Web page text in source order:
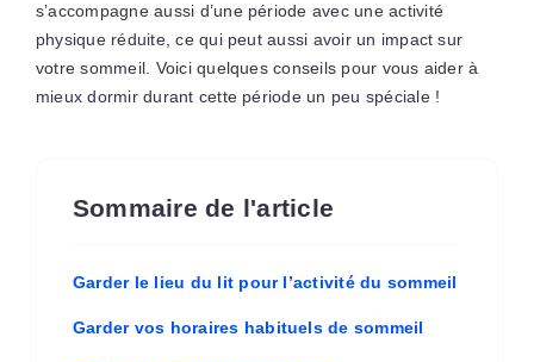
s’accompagne aussi d’une période avec une activité
physique réduite, ce qui peut aussi avoir un impact sur
votre sommeil. Voici quelques conseils pour vous aider à
mieux dormir durant cette période un peu spéciale !
Sommaire de l'article
Garder le lieu du lit pour l’activité du sommeil
Garder vos horaires habituels de sommeil